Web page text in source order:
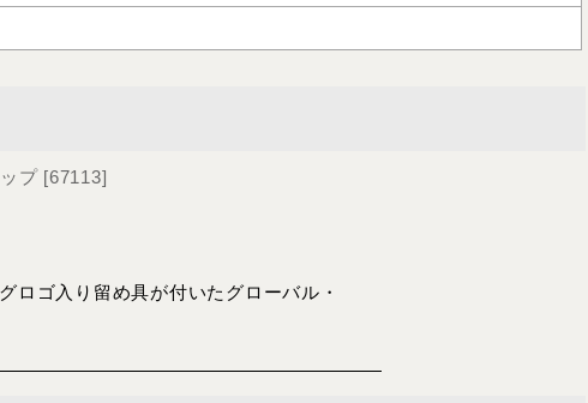
プ [67113]
ロゴ入り留め具が付いたグローバル・